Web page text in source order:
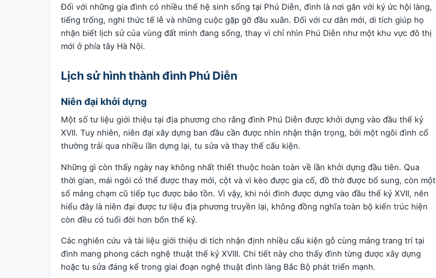
Đối với những gia đình có nhiều thế hệ sinh sống tại Phú Diễn, đình là nơi gắn với ký ức hội làng,
tiếng trống, nghi thức tế lễ và những cuộc gặp gỡ đầu xuân. Đối với cư dân mới, di tích giúp họ
nhận biết lịch sử của vùng đất mình đang sống, thay vì chỉ nhìn Phú Diễn như một khu vực đô thị
mới ở phía tây Hà Nội.
Lịch sử hình thành đình Phú Diễn
Niên đại khởi dựng
Một số tư liệu giới thiệu tại địa phương cho rằng đình Phú Diễn được khởi dựng vào đầu thế kỷ
XVII. Tuy nhiên, niên đại xây dựng ban đầu cần được nhìn nhận thận trọng, bởi một ngôi đình cổ
thường trải qua nhiều lần dựng lại, tu sửa và thay thế cấu kiện.
Những gì còn thấy ngày nay không nhất thiết thuộc hoàn toàn về lần khởi dựng đầu tiên. Qua
thời gian, mái ngói có thể được thay mới, cột và vì kèo được gia cố, đồ thờ được bổ sung, còn một
số mảng chạm cũ tiếp tục được bảo tồn. Vì vậy, khi nói đình được dựng vào đầu thế kỷ XVII, nên
hiểu đây là niên đại được tư liệu địa phương truyền lại, không đồng nghĩa toàn bộ kiến trúc hiện
còn đều có tuổi đời hơn bốn thế kỷ.
Các nghiên cứu và tài liệu giới thiệu di tích nhận định nhiều cấu kiện gỗ cùng mảng trang trí tại
đình mang phong cách nghệ thuật thế kỷ XVIII. Chi tiết này cho thấy đình từng được xây dựng
hoặc tu sửa đáng kể trong giai đoạn nghệ thuật đình làng Bắc Bộ phát triển mạnh.